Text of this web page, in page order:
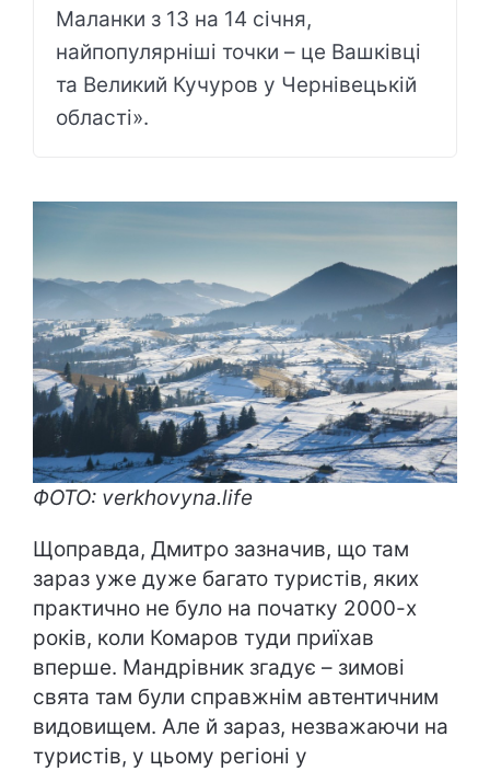
Маланки з 13 на 14 січня,
найпопулярніші точки – це Вашківці
та Великий Кучуров у Чернівецькій
області».
ФОТО: verkhovyna.life
Щоправда, Дмитро зазначив, що там
зараз уже дуже багато туристів, яких
практично не було на початку 2000-х
років, коли Комаров туди приїхав
вперше. Мандрівник згадує – зимові
свята там були справжнім автентичним
видовищем. Але й зараз, незважаючи на
туристів, у цьому регіоні у